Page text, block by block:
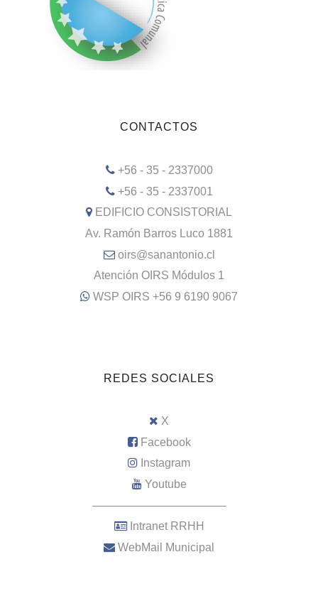
CONTACTOS
+56 - 35 - 2337000
+56 - 35 - 2337001
EDIFICIO CONSISTORIAL
Av. Ramón Barros Luco 1881
oirs@sanantonio.cl
Atención OIRS Módulos 1
WSP OIRS +56 9 6190 9067
REDES SOCIALES
X
Facebook
Instagram
Youtube
–––––––––––––––––––––
Intranet RRHH
WebMail Municipal